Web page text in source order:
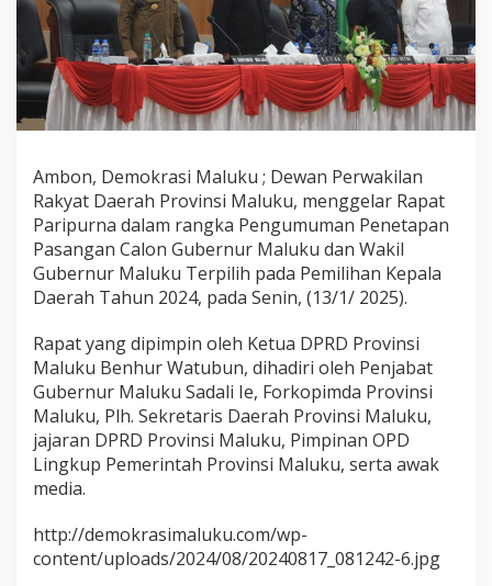
I
P
U
R
N
A
P
N
G
U
M
U
M
A
N
E
N
E
T
A
P
A
A
S
L
Ambon, Demokrasi Maluku ; Dewan Perwakilan
Rakyat Daerah Provinsi Maluku, menggelar Rapat
Paripurna dalam rangka Pengumuman Penetapan
Pasangan Calon Gubernur Maluku dan Wakil
Gubernur Maluku Terpilih pada Pemilihan Kepala
Daerah Tahun 2024, pada Senin, (13/1/ 2025).
Rapat yang dipimpin oleh Ketua DPRD Provinsi
Maluku Benhur Watubun, dihadiri oleh Penjabat
Gubernur Maluku Sadali Ie, Forkopimda Provinsi
Maluku, Plh. Sekretaris Daerah Provinsi Maluku,
jajaran DPRD Provinsi Maluku, Pimpinan OPD
Lingkup Pemerintah Provinsi Maluku, serta awak
media.
http://demokrasimaluku.com/wp-
content/uploads/2024/08/20240817_081242-6.jpg